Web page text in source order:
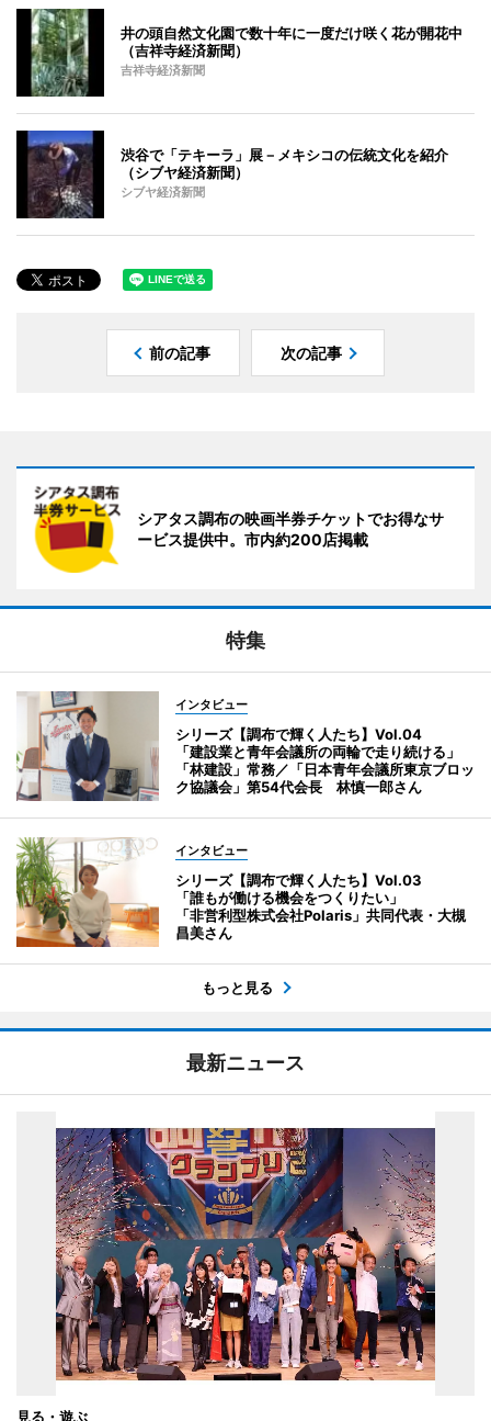
井の頭自然文化園で数十年に一度だけ咲く花が開花中
（吉祥寺経済新聞）
吉祥寺経済新聞
渋谷で「テキーラ」展－メキシコの伝統文化を紹介
（シブヤ経済新聞）
シブヤ経済新聞
前の記事 次の記事
シアタス調布の映画半券チケットでお得なサ
ービス提供中。市内約200店掲載
特集
インタビュー
シリーズ【調布で輝く人たち】Vol.04
「建設業と青年会議所の両輪で走り続ける」
「林建設」常務／「日本青年会議所東京ブロッ
ク協議会」第54代会長 林慎一郎さん
インタビュー
シリーズ【調布で輝く人たち】Vol.03
「誰もが働ける機会をつくりたい」
「非営利型株式会社Polaris」共同代表・大槻
昌美さん
もっと見る
最新ニュース
見る・遊ぶ